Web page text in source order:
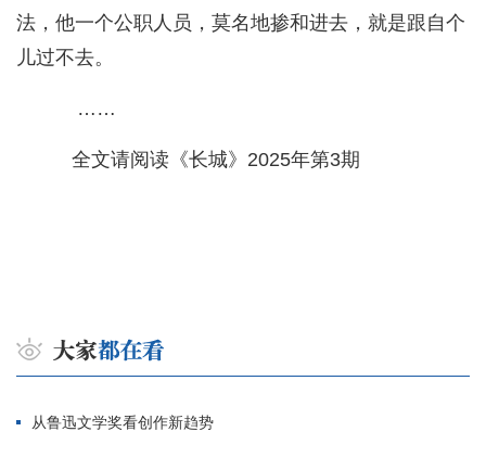
法，他一个公职人员，莫名地掺和进去，就是跟自个
儿过不去。
……
全文请阅读《长城》2025年第3期
从鲁迅文学奖看创作新趋势